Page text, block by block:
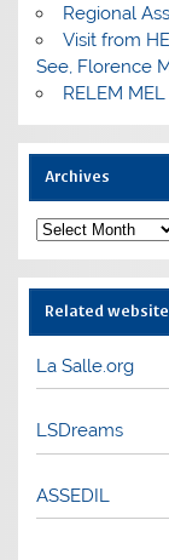
Regional
Visit from
See, Florence
RELEM
Archives
Archives
Related
La Salle.org
LSDreams
ASSEDIL